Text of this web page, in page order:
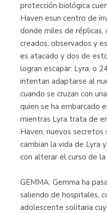
protección biológica
Haven esun centro de
donde miles de réplicas,
creados, observados y
es atacado y dos de
logran escapar: Lyra, o
intentan adaptarse al
cuando se cruzan con
quien se ha embarcado
mientras Lyra trata de
Haven, nuevos secretos
cambian la vida de Lyra
con alterar el curso de la
GEMMA: Gemma ha
saliendo de hospitales,
adolescente solitaria